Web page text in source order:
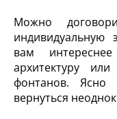
Можно
индивидуальную
вам
архитектуру
фонтанов.
вернуться